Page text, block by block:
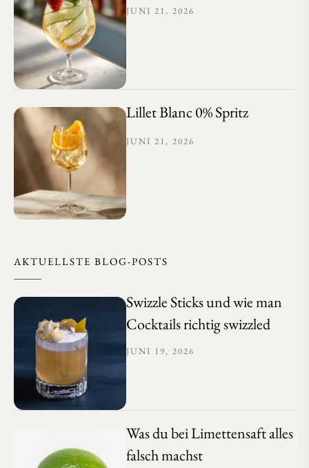
JUNI 21, 2026
Lillet Blanc 0% Spritz
JUNI 21, 2026
AKTUELLSTE BLOG-POSTS
Swizzle Sticks und wie man
Cocktails richtig swizzled
JUNI 19, 2026
Was du bei Limettensaft alles
falsch machst